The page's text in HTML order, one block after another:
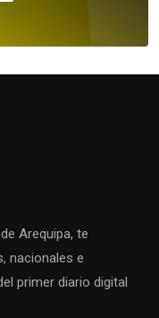
Arequipa, te
nacionales e
primer diario digital